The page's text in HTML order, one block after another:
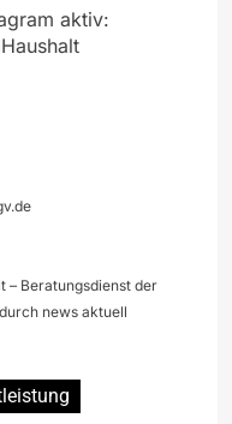
aktiv:
– Beratungsdienst der
news aktuell